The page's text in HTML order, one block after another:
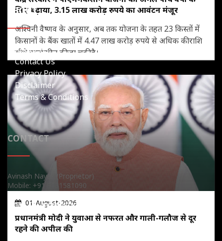
लिए बढ़ाया, 3.15 लाख करोड़ रुपये का आवंटन मंजूर
अश्विनी वैष्णव के अनुसार, अब तक योजना के तहत 23 किस्तों में
किसानों के बैंक खातों में 4.47 लाख करोड़ रुपये से अधिक की राशि
सीधे हस्तांतरित की जा चुकी है।
01-August-2026
प्रधानमंत्री मोदी ने युवाओं से नफरत और गाली-गलौज से दूर
रहने की अपील की
ABOUT
About Us
Contact Us
Privacy Policy
Disclaimer
Terms & Conditions
CONTACT
Avinash Nayak (Proprietor)
Mobile: +91 9131581090
Email: Cgsandeshmsmd@gmail.com